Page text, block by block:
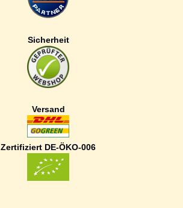
Sicherheit
Versand
Zertifiziert DE-ÖKO-006